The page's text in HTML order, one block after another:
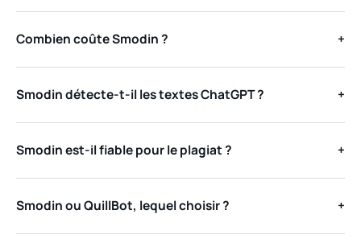
Combien coûte Smodin ? +
Smodin détecte-t-il les textes ChatGPT ? +
Smodin est-il fiable pour le plagiat ? +
Smodin ou QuillBot, lequel choisir ? +